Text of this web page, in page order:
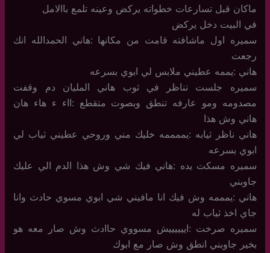
ماكان قبل تسارعات خطواته يركض وعينه تلمع باالامل
في البيت دخل يركض
سميره اول ماشافته قامت من مكانها :هاني الحمدالله انك
رجعت
هاني :يممه عطيني ملابس لي ابوي بسرعه
سميره جلست تناظر في ثوب هاني المليان دم وقفت
مصدومه ومو عارفه تنطق وبصوت متقطع :ااء ء هاء هان
هاني وش هذا
هاني ناظر ثيابه :يممممه خليك مني وروحي عطيني ثياب لي
ابوي بسرعه
سميره مسكت يده :هاني فيك شي وش هذا الدم الي عليك
جاوبني
هاني :يمممه وش فيك انا مافيني شي ابوي مسوي حادث وانا
جاي اخذ ثياب له
سميره صرخت :اييييييش مسووي حاادث وش صار معه هو
بخير جاوبني انطق وش صار مع ابوك